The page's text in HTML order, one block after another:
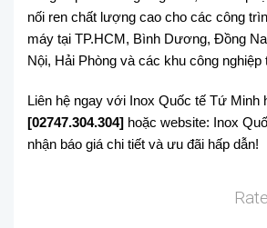
nối ren chất lượng cao cho các công
máy tại TP.HCM, Bình Dương, Đồng
Nội, Hải Phòng và các khu công nghiệp
Liên hệ ngay với Inox Quốc tế Tứ Minh
[02747.304.304] hoặc website: Inox
nhận báo giá chi tiết và ưu đãi hấp dẫn!